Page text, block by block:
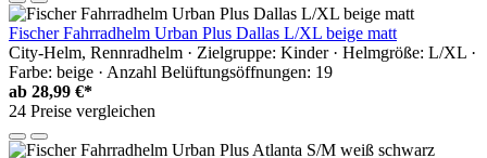
Fischer Fahrradhelm Urban Plus Dallas L/XL beige matt
City-Helm, Rennradhelm · Zielgruppe: Kinder · Helmgröße: L/XL ·
Farbe: beige · Anzahl Belüftungsöffnungen: 19
ab 28,99 €*
24 Preise vergleichen